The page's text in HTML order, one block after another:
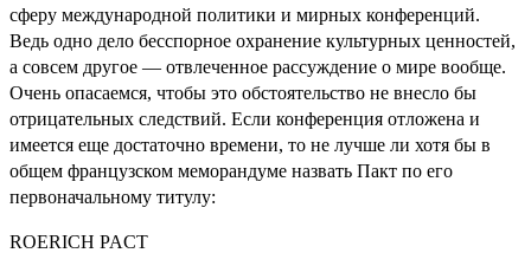
сферу международной политики и мирных конференций.
Ведь одно дело бесспорное охранение культурных ценностей,
а совсем другое — отвлеченное рассуждение о мире вообще.
Очень опасаемся, чтобы это обстоятельство не внесло бы
отрицательных следствий. Если конференция отложена и
имеется еще достаточно времени, то не лучше ли хотя бы в
общем французском меморандуме назвать Пакт по его
первоначальному титулу:
ROERICH PACT